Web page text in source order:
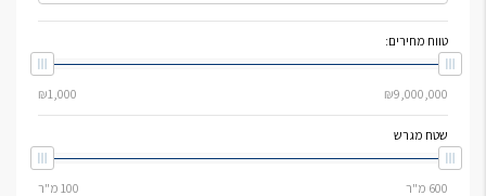
טווח מחירים:
שטח מגרש